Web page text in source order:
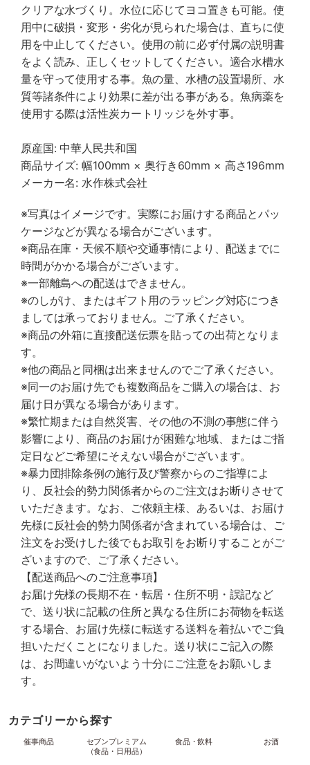
クリアな水づくり。水位に応じてヨコ置きも可能。使
用中に破損・変形・劣化が見られた場合は、直ちに使
用を中止してください。使用の前に必ず付属の説明書
をよく読み、正しくセットしてください。適合水槽水
量を守って使用する事。魚の量、水槽の設置場所、水
質等諸条件により効果に差が出る事がある。魚病薬を
使用する際は活性炭カートリッジを外す事。
原産国: 中華人民共和国
商品サイズ: 幅100mm × 奥行き60mm × 高さ196mm
メーカー名: 水作株式会社
※写真はイメージです。実際にお届けする商品とパッ
ケージなどが異なる場合がございます。
※商品在庫・天候不順や交通事情により、配送までに
時間がかかる場合がございます。
※一部離島への配送はできません。
※のしがけ、またはギフト用のラッピング対応につき
ましては承っておりません。ご了承ください。
※商品の外箱に直接配送伝票を貼っての出荷となりま
す。
※他の商品と同梱は出来ませんのでご了承ください。
※同一のお届け先でも複数商品をご購入の場合は、お
届け日が異なる場合があります。
※繁忙期または自然災害、その他の不測の事態に伴う
影響により、商品のお届けが困難な地域、またはご指
定日などご希望にそえない場合がございます。
※暴力団排除条例の施行及び警察からのご指導によ
り、反社会的勢力関係者からのご注文はお断りさせて
いただきます。なお、ご依頼主様、あるいは、お届け
先様に反社会的勢力関係者が含まれている場合は、ご
注文をお受けした後でもお取引をお断りすることがご
ざいますので、ご了承ください。
【配送商品へのご注意事項】
お届け先様の長期不在・転居・住所不明・誤記など
で、送り状に記載の住所と異なる住所にお荷物を転送
する場合、お届け先様に転送する送料を着払いでご負
担いただくことになりました。送り状にご記入の際
は、お間違いがないよう十分にご注意をお願いしま
す。
カテゴリーから探す
催事商品
セブンプレミアム
（食品・日用品）
食品・飲料 お酒